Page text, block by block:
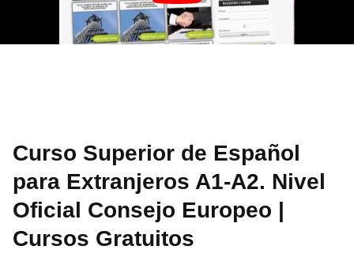
Curso Superior de Español
para Extranjeros A1-A2. Nivel
Oficial Consejo Europeo |
Cursos Gratuitos